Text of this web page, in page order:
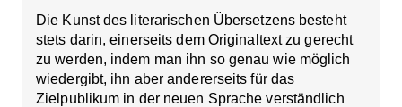
Die Kunst des literarischen Übersetzens besteht
stets darin, einerseits dem Originaltext zu gerecht
zu werden, indem man ihn so genau wie möglich
wiedergibt, ihn aber andererseits für das
Zielpublikum in der neuen Sprache verständlich